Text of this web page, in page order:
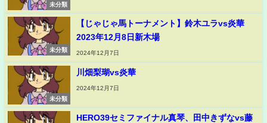
未分類
未分類
【じゃじゃ馬トーナメント】鈴木ユラvs炎華
2023年12月8日新木場
2024年12月7日
未分類
川畑梨瑚vs炎華
2024年12月7日
HERO39セミファイナル真琴、田中きずなvs藤